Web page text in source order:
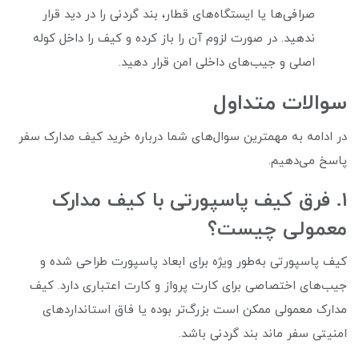
صرافی‌ها یا ایستگاه‌های قطار، بند گردنی را در دید قرار
ندهید. در صورت لزوم آن را باز کرده و کیف را داخل کوله
اصلی و جیب‌های داخلی امن قرار دهید.
سوالات متداول
در ادامه به مهمترین سوال‌های شما درباره خرید کیف مدارک سفر
پاسخ می‌دهیم.
1. فرق کیف پاسپورتی با کیف مدارک
معمولی چیست؟
کیف پاسپورتی به‌طور ویژه برای ابعاد پاسپورت طراحی شده و
جیب‌های اختصاصی برای کارت پرواز و کارت اعتباری دارد. کیف
مدارک معمولی ممکن است بزرگ‌تر بوده یا فاق استانداردهای
امنیتی سفر ماند بند گردنی باشد.